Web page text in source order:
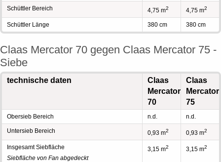
Schüttler Bereich 4,75 m2 4,75 m2
Schüttler Länge 380 cm 380 cm
Claas Mercator 70 gegen Claas Mercator 75 -
Siebe
technische daten
Claas
Mercator
70
Claas
Mercator
75
Obersieb Bereich n.d. n.d.
Untersieb Bereich 0,93 m2 0,93 m2
Insgesamt Siebfläche
Siebfläche von Fan abgedeckt
3,15 m2 3,15 m2